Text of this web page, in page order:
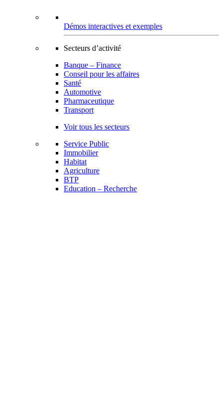
Démos interactives et exemples
Secteurs d’activité
Banque – Finance
Conseil pour les affaires
Santé
Automotive
Pharmaceutique
Transport
Voir tous les secteurs
Service Public
Immobilier
Habitat
Agriculture
BTP
Education – Recherche